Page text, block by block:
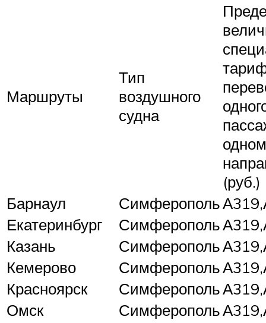
Маршруты
Тип
воздушного
судна
одном
(руб.)
Барнаул
Симферополь
Екатеринбург
Симферополь
Казань
Симферополь
Кемерово
Симферополь
Красноярск
Симферополь
Омск
Симферополь